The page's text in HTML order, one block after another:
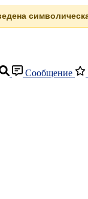
Сообщение